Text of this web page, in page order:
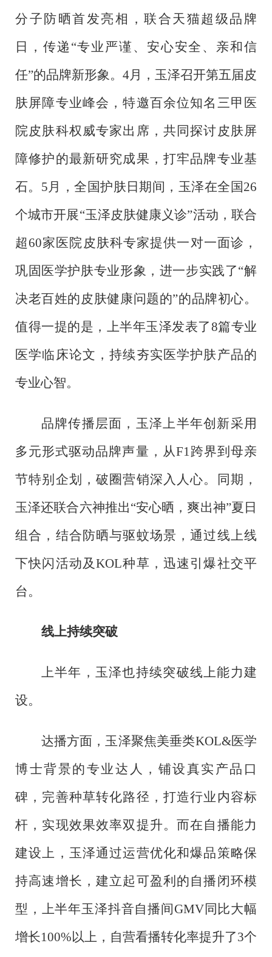
分子防晒首发亮相，联合天猫超级品牌
日，传递“专业严谨、安心安全、亲和信
任”的品牌新形象。4月，玉泽召开第五届皮
肤屏障专业峰会，特邀百余位知名三甲医
院皮肤科权威专家出席，共同探讨皮肤屏
障修护的最新研究成果，打牢品牌专业基
石。5月，全国护肤日期间，玉泽在全国26
个城市开展“玉泽皮肤健康义诊”活动，联合
超60家医院皮肤科专家提供一对一面诊，
巩固医学护肤专业形象，进一步实践了“解
决老百姓的皮肤健康问题的”的品牌初心。
值得一提的是，上半年玉泽发表了8篇专业
医学临床论文，持续夯实医学护肤产品的
专业心智。
品牌传播层面，玉泽上半年创新采用
多元形式驱动品牌声量，从F1跨界到母亲
节特别企划，破圈营销深入人心。同期，
玉泽还联合六神推出“安心晒，爽出神”夏日
组合，结合防晒与驱蚊场景，通过线上线
下快闪活动及KOL种草，迅速引爆社交平
台。
线上持续突破
上半年，玉泽也持续突破线上能力建
设。
达播方面，玉泽聚焦美垂类KOL&医学
博士背景的专业达人，铺设真实产品口
碑，完善种草转化路径，打造行业内容标
杆，实现效果效率双提升。而在自播能力
建设上，玉泽通过运营优化和爆品策略保
持高速增长，建立起可盈利的自播闭环模
型，上半年玉泽抖音自播间GMV同比大幅
增长100%以上，自营看播转化率提升了3个